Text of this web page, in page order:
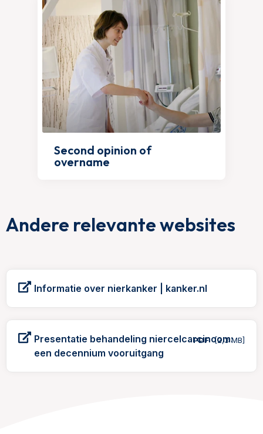
Second opinion of
overname
Andere relevante websites
Informatie over nierkanker | kanker.nl
Presentatie behandeling niercelcarcinoom:
een decennium vooruitgang
PDF [2,3 MB]